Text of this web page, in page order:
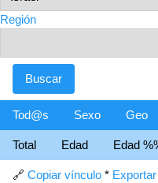
Región
Tod@s Sexo Geo
Total Edad Edad
🔗 Copiar vínculo * Exportar